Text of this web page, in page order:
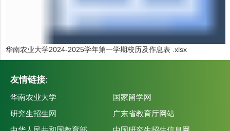
华南农业大学2024-2025学年第一学期校历及作息表 .xlsx
友情链接:
华南农业大学
国家留学网
研究生招生网
广东省教育厅网站